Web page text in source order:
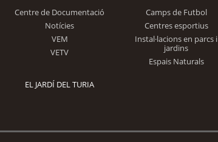
Centre de Documentació
Notícies
VEM
VETV
Camps de Futbol
Centres esportius
Instal·lacions en parcs i
jardins
Espais Naturals
EL JARDÍ DEL TURIA